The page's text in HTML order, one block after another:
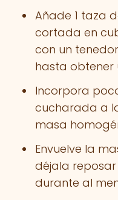
Añade 1 taza
cortada en
con un
hasta obtener
Incorpora
cucharada a
masa
Envuelve la
déjala
durante al